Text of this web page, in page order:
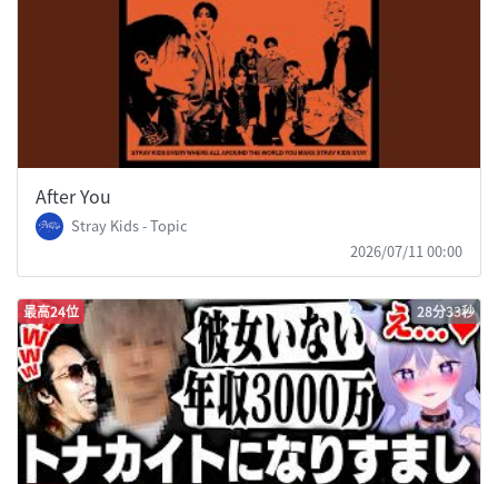
After You
Stray Kids - Topic
2026/07/11 00:00
最高24位 28分33秒